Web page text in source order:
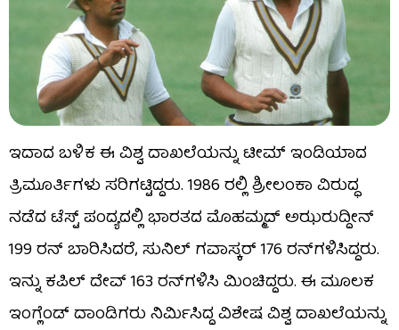
ಇದಾದ ಬಳಿಕ ಈ ವಿಶ್ವ ದಾಖಲೆಯನ್ನು ಟೀಮ್ ಇಂಡಿಯಾದ
ತ್ರಿಮೂರ್ತಿಗಳು ಸರಿಗಟ್ಟಿದ್ದರು. 1986 ರಲ್ಲಿ ಶ್ರೀಲಂಕಾ ವಿರುದ್ಧ
ನಡೆದ ಟೆಸ್ಟ್​ ಪಂದ್ಯದಲ್ಲಿ ಭಾರತದ ಮೊಹಮ್ಮದ್ ಅಝರುದ್ದೀನ್
199 ರನ್ ಬಾರಿಸಿದರೆ, ಸುನಿಲ್ ಗವಾಸ್ಕರ್ 176 ರನ್​ಗಳಿಸಿದ್ದರು.
ಇನ್ನು ಕಪಿಲ್ ದೇವ್ 163 ರನ್​ಗಳಿಸಿ ಮಿಂಚಿದ್ದರು. ಈ ಮೂಲಕ
ಇಂಗ್ಲೆಂಡ್ ದಾಂಡಿಗರು ನಿರ್ಮಿಸಿದ್ದ ವಿಶೇಷ ವಿಶ್ವ ದಾಖಲೆಯನ್ನು